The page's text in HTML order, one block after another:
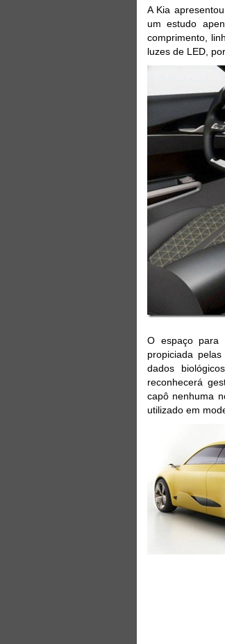
A Kia
um estudo
comprimento,
luzes de LED,
O espaço para
propiciada
dados
reconhecerá
capô nenhuma
utilizado em